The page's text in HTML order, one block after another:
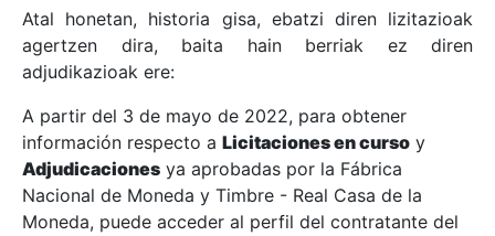
Erakutsi/Ezkutatu
Erakutsi/Ezkutatu
Erakutsi/Ezkutatu
Erakutsi/Ezkutatu
Atal honetan, historia gisa, ebatzi diren lizitazioak
agertzen dira, baita hain berriak ez diren
adjudikazioak ere:
A partir del 3 de mayo de 2022, para obtener
información respecto a Licitaciones en curso y
Adjudicaciones ya aprobadas por la Fábrica
Nacional de Moneda y Timbre - Real Casa de la
Moneda, puede acceder al perfil del contratante del